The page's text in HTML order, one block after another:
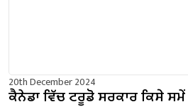
20th December 2024
ਕੈਨੇਡਾ ਵਿੱਚ ਟਰੂਡੋ ਸਰਕਾਰ ਕਿਸੇ